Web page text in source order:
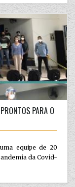
PARA O
equipe de 20
da Covid-